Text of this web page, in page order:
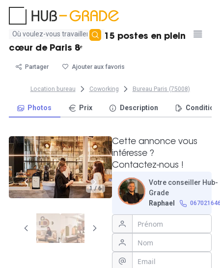
Aucun
Joli bureau fermé de 15 postes en plein
cœur de Paris 8ᵉ
Partager Ajouter aux favoris
Location bureau Coworking Bureau Paris (75008)
Photos Prix Description
1 / 6
Cette annonce vous
intéresse ?
Contactez-nous !
Votre conseiller Hub-
Grade
Raphael